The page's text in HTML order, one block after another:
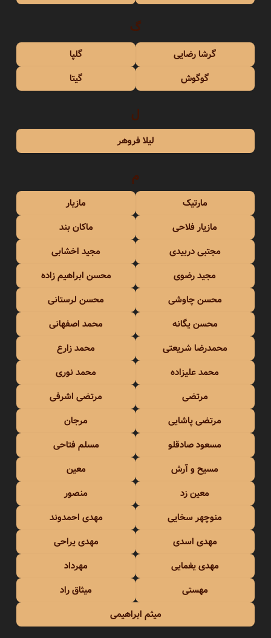
گ
گرشا رضایی
گلپا
گوگوش
گیتا
ل
لیلا فروهر
م
مارتیک
مازیار
مازیار فلاحی
ماکان بند
مجتبی دربیدی
مجید اخشابی
مجید رضوی
محسن ابراهیم زاده
محسن چاوشی
محسن لرستانی
محسن یگانه
محمد اصفهانی
محمدرضا شریعتی
محمد زارع
محمد علیزاده
محمد نوری
مرتضی
مرتضی اشرفی
مرتضی پاشایی
مرجان
مسعود صادقلو
مسلم فتاحی
مسیح و آرش
معین
معین زد
منصور
منوچهر سخایی
مهدی احمدوند
مهدی اسدی
مهدی یراحی
مهدی یغمایی
مهرداد
مهستی
میثاق راد
میثم ابراهیمی